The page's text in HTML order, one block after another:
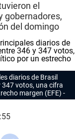
el
gobernadores,
del domingo
diarios de Brasil
votos, una cifra
margen (EFE)